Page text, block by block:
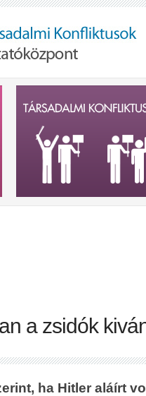
a zsidók
ha Hitler aláírt